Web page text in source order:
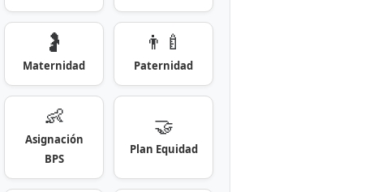
🤰
Maternidad
👨‍🍼
Paternidad
👶
Asignación
BPS
🤝
Plan Equidad